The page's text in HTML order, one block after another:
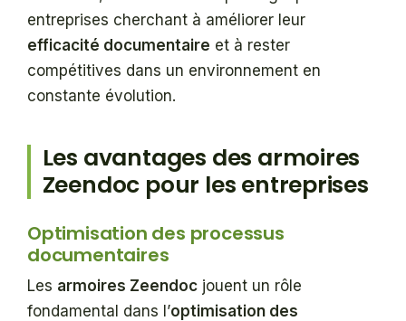
entreprises cherchant à améliorer leur
efficacité documentaire et à rester
compétitives dans un environnement en
constante évolution.
Les avantages des armoires
Zeendoc pour les entreprises
Optimisation des processus
documentaires
Les armoires Zeendoc jouent un rôle
fondamental dans l’optimisation des